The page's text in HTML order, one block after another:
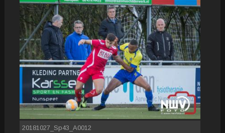
20181027_Sp43_A0012